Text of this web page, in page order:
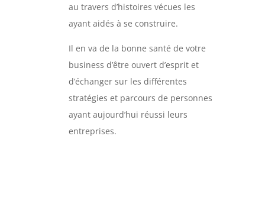
au travers d’histoires vécues les
ayant aidés à se construire.
Il en va de la bonne santé de votre
business d’être ouvert d’esprit et
d’échanger sur les différentes
stratégies et parcours de personnes
ayant aujourd’hui réussi leurs
entreprises.